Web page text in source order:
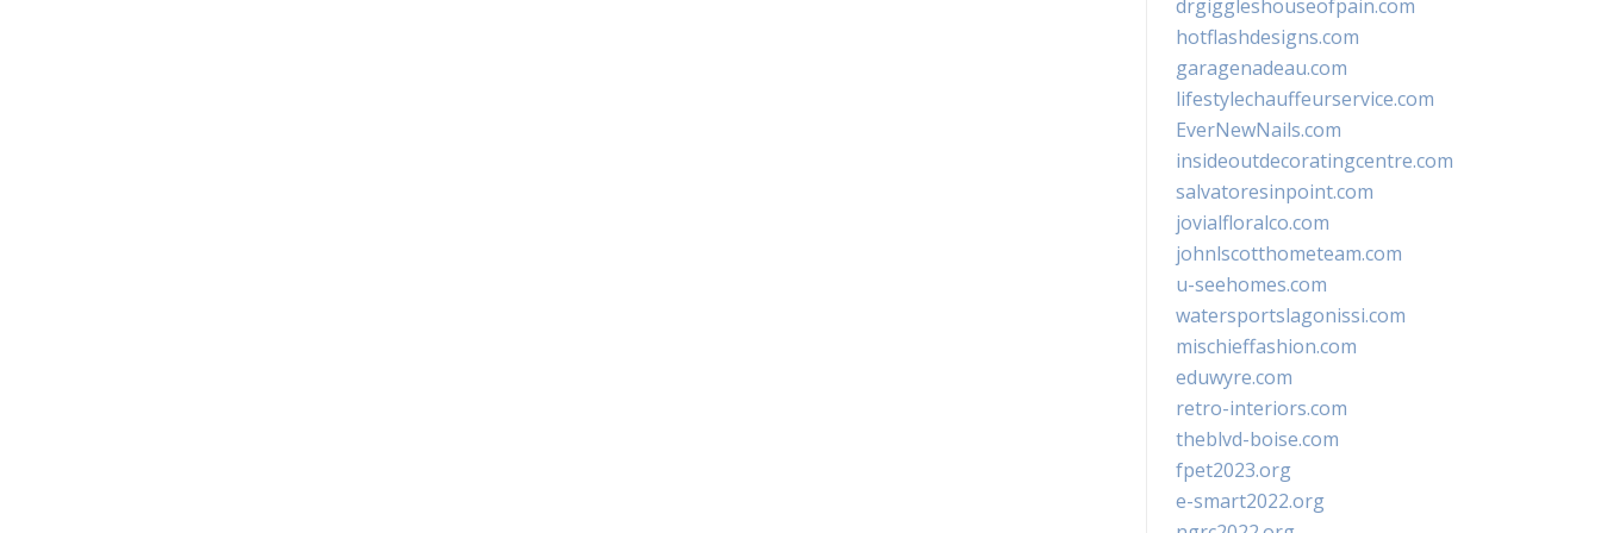
drgiggleshouseofpain.com
hotflashdesigns.com
garagenadeau.com
lifestylechauffeurservice.com
EverNewNails.com
insideoutdecoratingcentre.com
salvatoresinpoint.com
jovialfloralco.com
johnlscotthometeam.com
u-seehomes.com
watersportslagonissi.com
mischieffashion.com
eduwyre.com
retro-interiors.com
theblvd-boise.com
fpet2023.org
e-smart2022.org